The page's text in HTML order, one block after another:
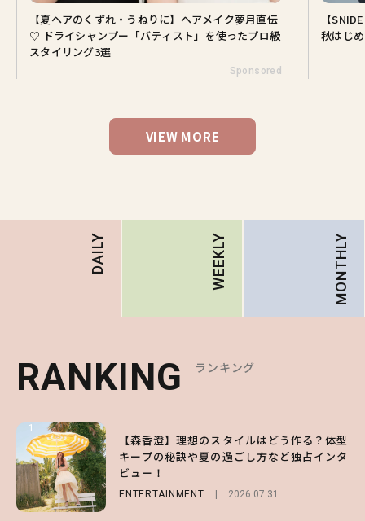
【夏ヘアのくずれ・うねりに】ヘアメイク夢月直伝
♡ ドライシャンプー「バティスト」を使ったプロ級
スタイリング3選
Sponsored
【
秋はじ
VIEW MORE
DAILY WEEKLY MONTHLY
RANKING ランキング
1
【森香澄】理想のスタイルはどう作る？体型
キープの秘訣や夏の過ごし方など独占インタ
ビュー！
ENTERTAINMENT 2026.07.31
RANKING ランキング
1
【ハローキティ】がスシローと初コラボ♡
第1弾の気になるメニュー＆限定グッズを総
チェック！
LIFESTYLE 2026.07.31
RANKING ランキング
1
【SNIDEL】長濱ねるとロマンティックトラ
ッドな秋はじめ｜2026秋の新作コーデ4選